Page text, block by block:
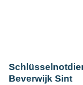
Beverwijk Sint